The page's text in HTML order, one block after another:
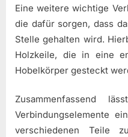
Eine weitere wichtige
die dafür sorgen, dass
Stelle gehalten wird.
Holzkeile, die in eine
Hobelkörper gesteckt
Zusammenfassend
Verbindungselemente
verschiedenen Teile